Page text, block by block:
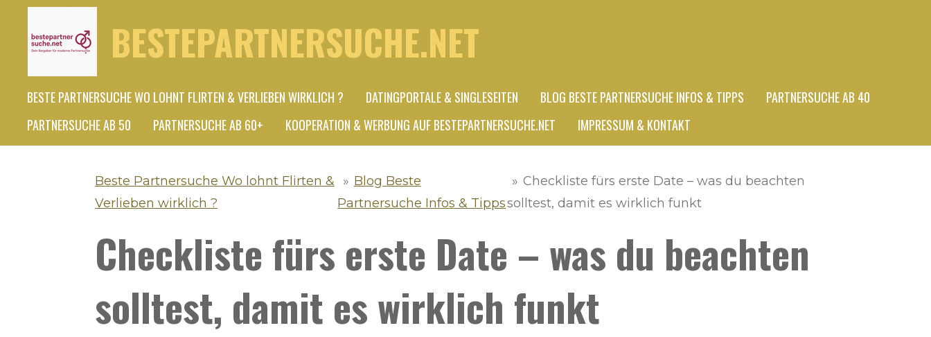
Hauptinhalt
BESTEPARTNERSUCHE.NET
BESTE PARTNERSUCHE WO LOHNT FLIRTEN & VERLIEBEN WIRKLICH ? DATINGPORTALE & SINGLESEITEN BLOG BESTE PARTNERSUCHE INFOS & TIPPS
PARTNERSUCHE AB 40
PARTNERSUCHE AB 50
PARTNERSUCHE AB 60+ KOOPERATION & WERBUNG AUF BESTEPARTNERSUCHE.NET IMPRESSUM & KONTAKT
Beste Partnersuche Wo lohnt Flirten &
Verlieben wirklich ?
» Blog Beste
Partnersuche Infos & Tipps
» Checkliste fürs erste Date – was du beachten
solltest, damit es wirklich funkt
Checkliste fürs erste Date – was du beachten
solltest, damit es wirklich funkt